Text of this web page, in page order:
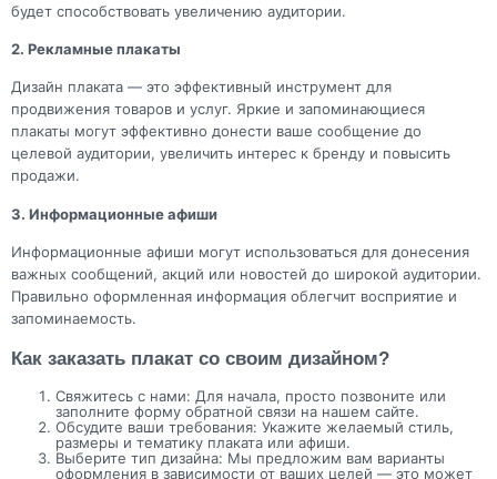
будет способствовать увеличению аудитории.
2. Рекламные плакаты
Дизайн плаката — это эффективный инструмент для
продвижения товаров и услуг. Яркие и запоминающиеся
плакаты могут эффективно донести ваше сообщение до
целевой аудитории, увеличить интерес к бренду и повысить
продажи.
3. Информационные афиши
Информационные афиши могут использоваться для донесения
важных сообщений, акций или новостей до широкой аудитории.
Правильно оформленная информация облегчит восприятие и
запоминаемость.
Как заказать плакат со своим дизайном?
Свяжитесь с нами: Для начала, просто позвоните или
заполните форму обратной связи на нашем сайте.
Обсудите ваши требования: Укажите желаемый стиль,
размеры и тематику плаката или афиши.
Выберите тип дизайна: Мы предложим вам варианты
оформления в зависимости от ваших целей — это может